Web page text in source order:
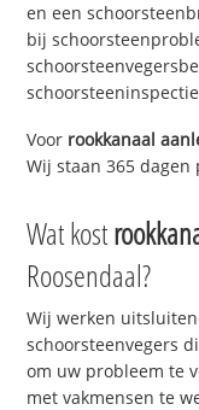
en een
bij
Voor rookkanaal
Wij staan 365
Wat kost
Roosendaal?
Wij werken
schoorsteenvegers
om uw probleem te
met vakmensen te